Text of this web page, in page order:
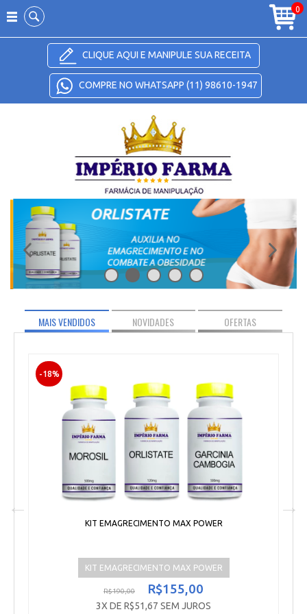
Carrinho
0
CLIQUE AQUI E MANIPULE SUA RECEITA
COMPRE NO WHATSAPP (11) 98610-1947
MAIS VENDIDOS NOVIDADES OFERTAS
-18%
KIT EMAGRECIMENTO MAX POWER
KIT EMAGRECIMENTO MAX POWER
R$190,00 R$155,00
3X DE R$51,67 SEM JUROS